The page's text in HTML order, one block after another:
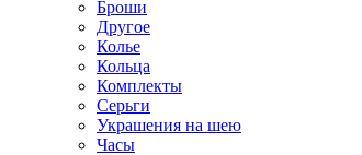
Броши
Другое
Колье
Кольца
Комплекты
Серьги
Украшения на шею
Часы